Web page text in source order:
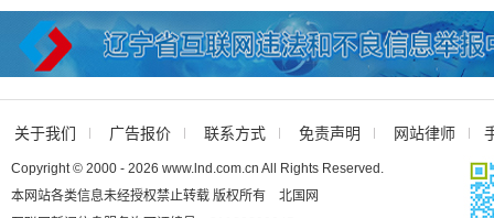
关于我们 广告报价 联系方式 免责声明 网站律师
Copyright © 2000 - 2026 www.lnd.com.cn All Rights Reserved.
本网站各类信息未经授权禁止转载 版权所有 北国网